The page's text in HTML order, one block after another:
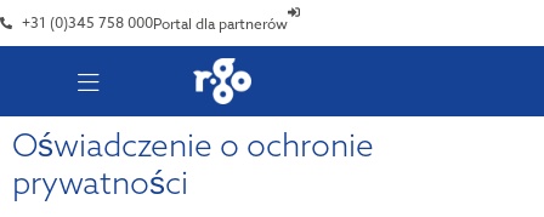
+31 (0)345 758 000Portal dla partnerów
Oświadczenie o ochronie
prywatności